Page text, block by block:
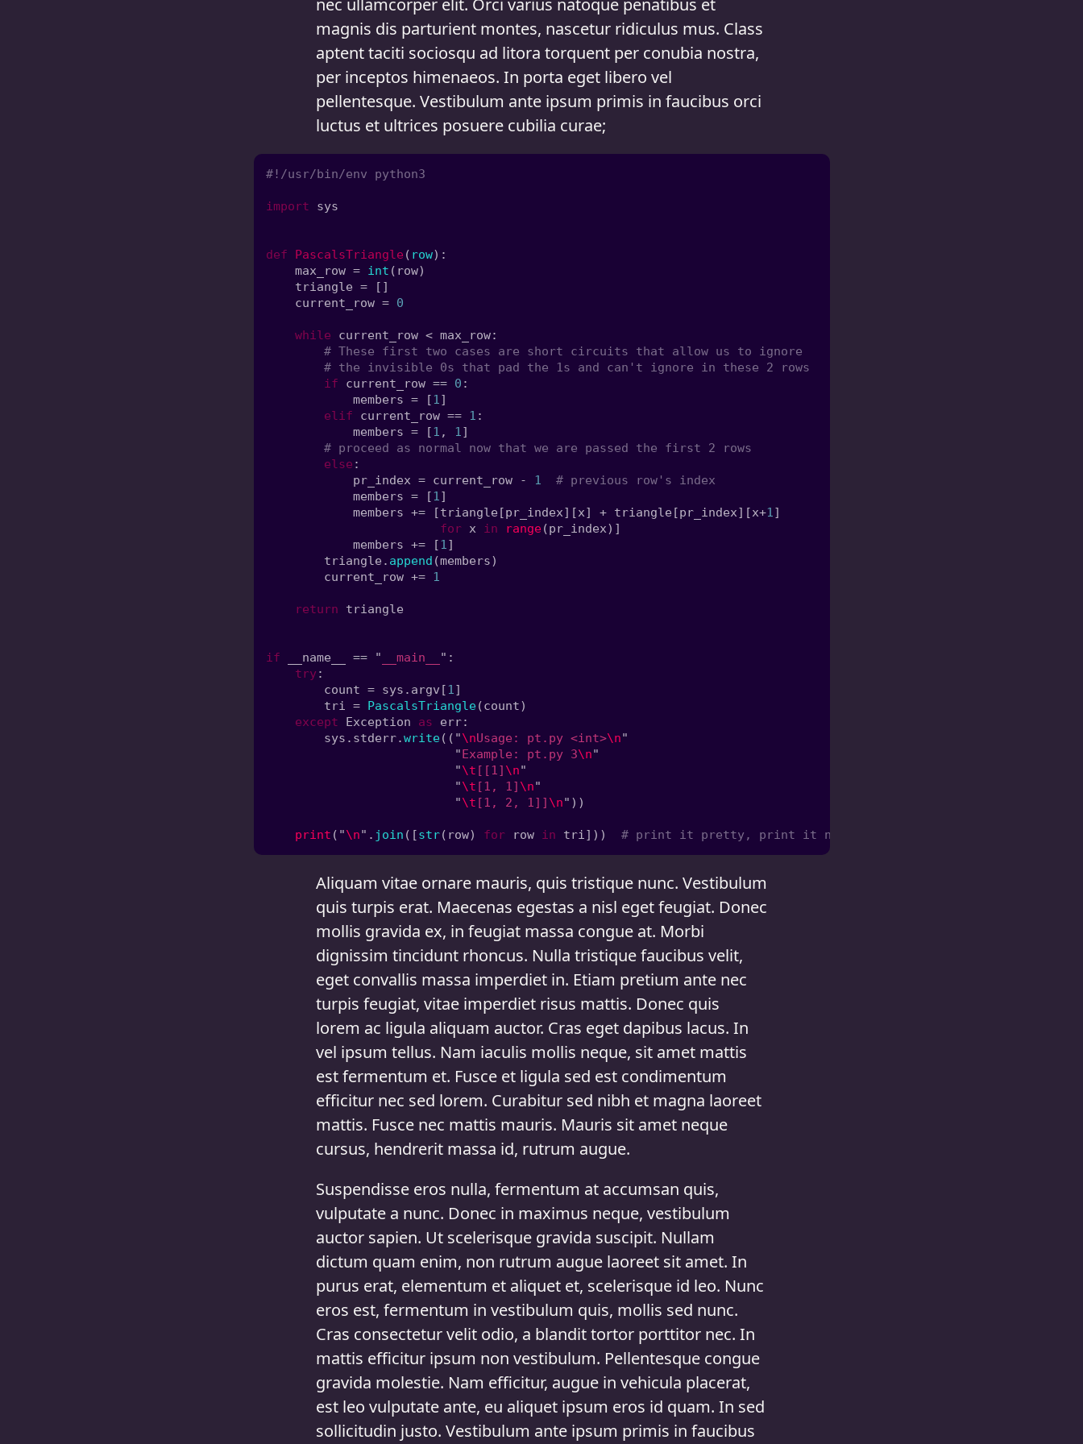
nec ullamcorper elit. Orci varius natoque penatibus et
magnis dis parturient montes, nascetur ridiculus mus. Class
aptent taciti sociosqu ad litora torquent per conubia nostra,
per inceptos himenaeos. In porta eget libero vel
pellentesque. Vestibulum ante ipsum primis in faucibus orci
luctus et ultrices posuere cubilia curae;
import
def PascalsTriangle ( row
    max_row =
int
    current_row =
while
if current_row == 0
            members = [
1
elif current_row == 1
            members = [
1 , 1
else
            pr_index = current_row -
1
            members = [
1
            members += [triangle[pr_index][x] + triangle[pr_index][x+
1
for x in range
            members += [
1
        triangle.
append
        current_row +=
return
if __name__ == " __main__
try
        count = sys.argv[
1
        tri =
PascalsTriangle
except Exception as
        sys.stderr.
write(("\nUsage: pt.py <int>\n
                          "
Example: pt.py 3\n
                          "
\t [[1] \n
                          "
\t [1, 1] \n
                          "
\t [1, 2, 1]] \n
print ("\n". join ([str(row) for row in tri]))
Aliquam vitae ornare mauris, quis tristique nunc. Vestibulum
quis turpis erat. Maecenas egestas a nisl eget feugiat. Donec
mollis gravida ex, in feugiat massa congue at. Morbi
dignissim tincidunt rhoncus. Nulla tristique faucibus velit,
eget convallis massa imperdiet in. Etiam pretium ante nec
turpis feugiat, vitae imperdiet risus mattis. Donec quis
lorem ac ligula aliquam auctor. Cras eget dapibus lacus. In
vel ipsum tellus. Nam iaculis mollis neque, sit amet mattis
est fermentum et. Fusce et ligula sed est condimentum
efficitur nec sed lorem. Curabitur sed nibh et magna laoreet
mattis. Fusce nec mattis mauris. Mauris sit amet neque
cursus, hendrerit massa id, rutrum augue.
Suspendisse eros nulla, fermentum at accumsan quis,
vulputate a nunc. Donec in maximus neque, vestibulum
auctor sapien. Ut scelerisque gravida suscipit. Nullam
dictum quam enim, non rutrum augue laoreet sit amet. In
purus erat, elementum et aliquet et, scelerisque id leo. Nunc
eros est, fermentum in vestibulum quis, mollis sed nunc.
Cras consectetur velit odio, a blandit tortor porttitor nec. In
mattis efficitur ipsum non vestibulum. Pellentesque congue
gravida molestie. Nam efficitur, augue in vehicula placerat,
est leo vulputate ante, eu aliquet ipsum eros id quam. In sed
sollicitudin justo. Vestibulum ante ipsum primis in faucibus